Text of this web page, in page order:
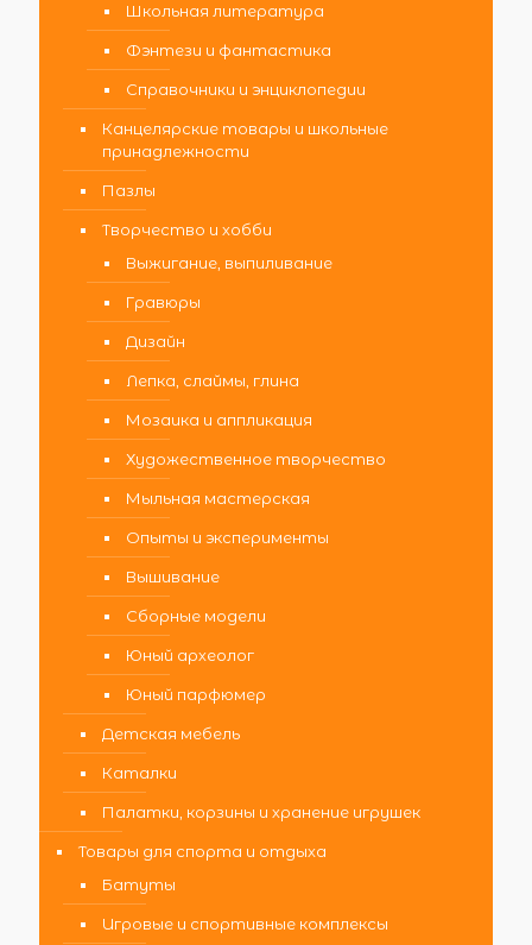
Школьная литература
Фэнтези и фантастика
Справочники и энциклопедии
Канцелярские товары и школьные
принадлежности
Пазлы
Творчество и хобби
Выжигание, выпиливание
Гравюры
Дизайн
Лепка, слаймы, глина
Мозаика и аппликация
Художественное творчество
Мыльная мастерская
Опыты и эксперименты
Вышивание
Сборные модели
Юный археолог
Юный парфюмер
Детская мебель
Каталки
Палатки, корзины и хранение игрушек
Товары для спорта и отдыха
Батуты
Игровые и спортивные комплексы